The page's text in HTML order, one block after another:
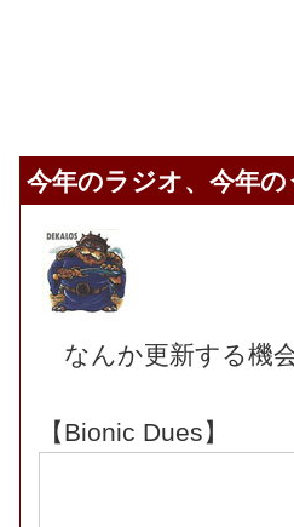
今年のラジオ、今年
なんか更新する機
【Bionic Dues】